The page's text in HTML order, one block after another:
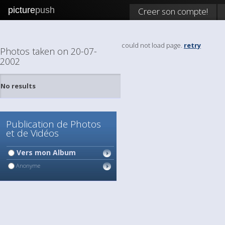
picturepush Creer son compte!
Photos taken on 20-07-
2002
No results
Publication de Photos
et de Vidéos
Vers mon Album
Anonyme
could not load page. retry